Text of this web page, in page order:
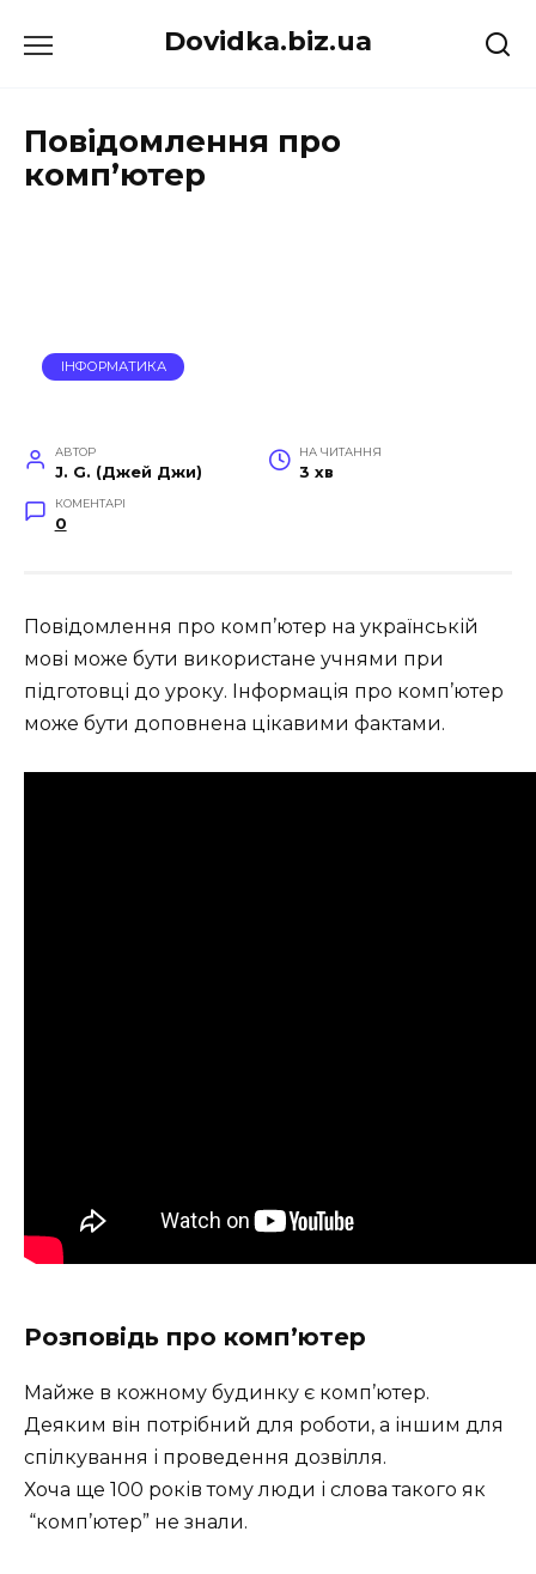
до
Dovidka.biz.ua
Повідомлення про
комп’ютер
ІНФОРМАТИКА
АВТОР
J. G. (Джей Джи)
НА ЧИТАННЯ
3 хв
КОМЕНТАРІ
0
Повідомлення про комп’ютер на українській
мові може бути використане учнями при
підготовці до уроку. Інформація про комп’ютер
може бути доповнена цікавими фактами.
Розповідь про комп’ютер
Майже в кожному будинку є комп’ютер.
Деяким він потрібний для роботи, а іншим для
спілкування і проведення дозвілля.
Хоча ще 100 років тому люди і слова такого як
“комп’ютер” не знали.